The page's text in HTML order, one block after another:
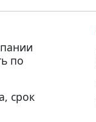
по
срок